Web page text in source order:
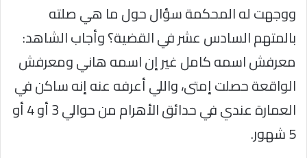
ووجهت له المحكمة سؤال حول ما هي صلته
بالمتهم السادس عشر في القضية؟ وأجاب الشاهد:
معرفش اسمه كامل غير إن اسمه هاني ومعرفش
الواقعة حصلت إمتى، واللي أعرفه عنه إنه ساكن في
العمارة عندي في حدائق الأهرام من حوالي 3 أو 4 أو
5 شهور.